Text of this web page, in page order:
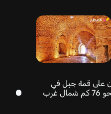
على قمة جبل في
شمال الأردن، على بُعد نحو 76 كم شمال غرب